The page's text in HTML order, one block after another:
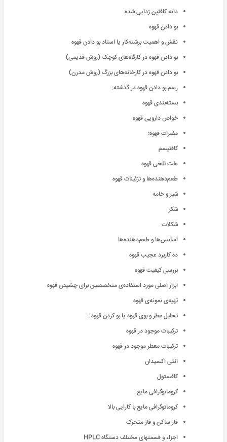
دانه کافئین زدایی شده
بو دادن قهوه
نقش و اهمیت برشته‌کار یا استاد بو دادن قهوه
بو دادن قهوه در کارگاه‌های کوچک (روش قدیمی)
بو دادن قهوه در کارخانه‌های بزرگ (روش مدرن)
رسم بو دادن قهوه در گذشته:
بسته‌بندی قهوه
خواص دارویی قهوه
مضرات قهوه:
کافئیسم
علت تلخی قهوه
طعم‌دهنده‌ها و تزئینات قهوه
شیر و خامه
شکر
شکلات
اسانس‌ها و طعم‌دهنده‌ها
ده کاربرد عجیب قهوه
بررسی کیفیت قهوه
ابزار اصلی مورد استفاده‌ی متخصصین برای چشیدن قهوه
تهیه‌ی نمونه‌ی قهوه
تحلیل عطر و بوی قهوه یا بو کردن قهوه :
ترکیبات موجود در قهوه
ترکیبات معطر موجود در قهوه
انتی اکسیدان
کافستول
کروماتوگرافی مایع
کروماتوگرافی مایع با کارایی بالا
فاز ساکن و فاز متحرک
اجزاء و قسمتهای مختلف دستگاه HPLC